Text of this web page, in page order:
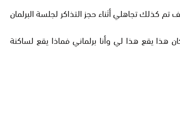
كذلك تجاهلي أثناء حجز التذاكر لجلسة البرلمان
هذا يقع هذا لي وأنا برلماني فماذا يقع لساكنة